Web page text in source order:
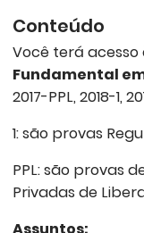
Conteúdo
Você terá acesso
Fundamental em
2017-PPL, 2018-1,
1: são provas
PPL: são provas
Privadas de